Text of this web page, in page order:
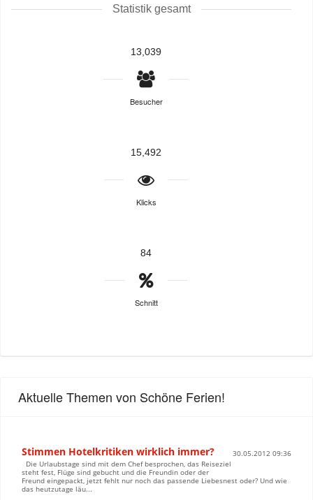
Statistik gesamt
13,039
Besucher
15,492
Klicks
84
Schnitt
Aktuelle Themen von Schöne Ferien!
Stimmen Hotelkritiken wirklich immer?
30.05.2012 09:36
Die Urlaubstage sind mit dem Chef besprochen, das Reiseziel
steht fest, Flüge sind gebucht und die Freundin oder der
Freund eingepackt, jetzt fehlt nur noch das passende Liebesnest oder? Und wie
das heutzutage läu...